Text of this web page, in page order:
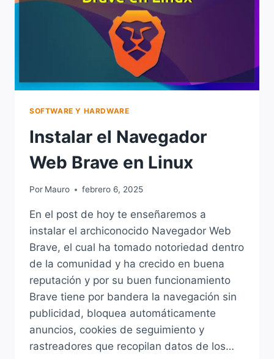
UN
CRECIMIENTO
NOTABLE
SOFTWARE Y HARDWARE
Instalar el Navegador
Web Brave en Linux
Por Mauro febrero 6, 2025
En el post de hoy te enseñaremos a
instalar el archiconocido Navegador Web
Brave, el cual ha tomado notoriedad dentro
de la comunidad y ha crecido en buena
reputación y por su buen funcionamiento
Brave tiene por bandera la navegación sin
publicidad, bloquea automáticamente
anuncios, cookies de seguimiento y
rastreadores que recopilan datos de los…